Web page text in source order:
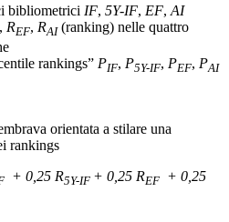
bibliometrici IF, 5Y-IF, EF, AI
, REF, RAI(ranking) nelle quattro
rankings” PIF, P5Y-IF, PEF, PAI
orientata a stilare una
rankings
+ 0,25 R5Y-IF + 0,25 REF + 0,25